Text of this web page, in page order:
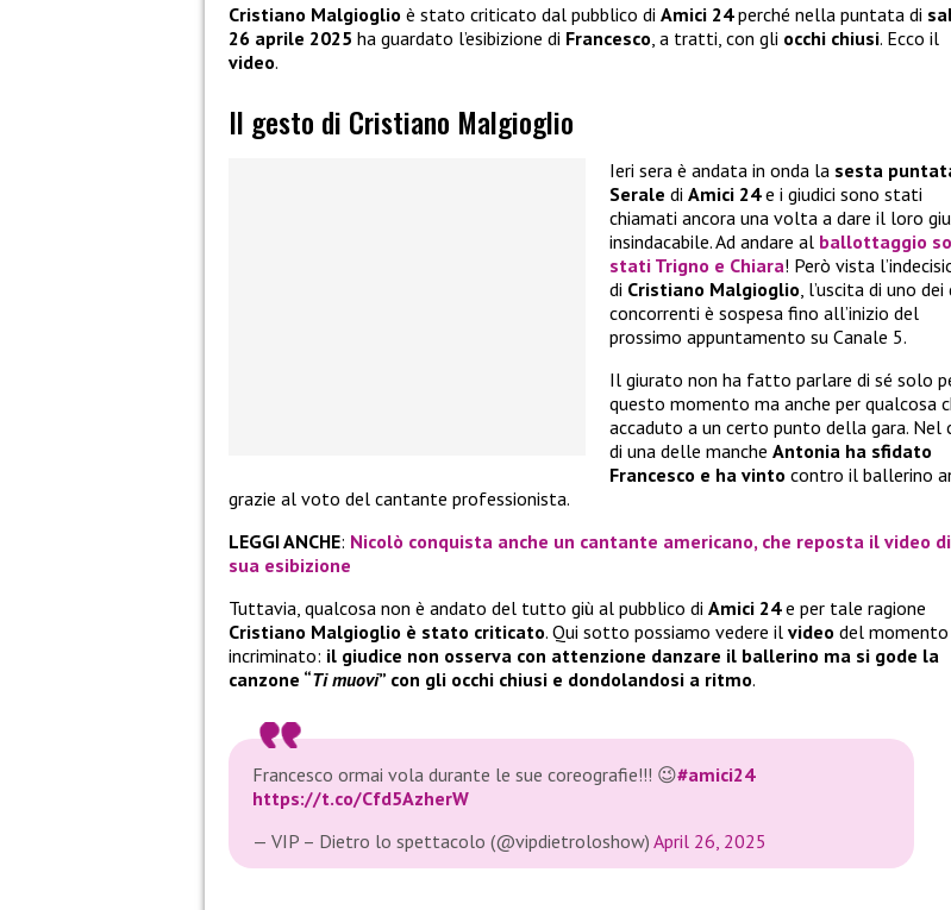
Cristiano Malgioglio è stato criticato dal pubblico di Amici 24perché nella puntata di
26 aprile 2025 ha guardato l’esibizione di Francesco , a tratti, con gli occhi chiusi. Ecco il
video.
Il gesto di Cristiano Malgioglio
Ieri sera è andata in onda la sesta
Serale di Amici 24e i giudici sono stati
chiamati ancora una volta a dare il loro
insindacabile. Ad andare al ballottaggio
stati Trigno e Chiara! Però vista
di Cristiano Malgioglio, l’uscita di uno dei
concorrenti è sospesa fino all’inizio del
prossimo appuntamento su Canale 5.
Il giurato non ha fatto parlare di sé solo
questo momento ma anche per qualcosa
accaduto a un certo punto della gara. Nel
di una delle manche Antonia ha sfidato
Francesco e ha vinto contro il ballerino
grazie al voto del cantante professionista.
LEGGI ANCHE: Nicolò conquista anche un cantante americano, che reposta il video
sua esibizione
Tuttavia, qualcosa non è andato del tutto giù al pubblico di Amici 24e per tale ragione
Cristiano Malgioglio è stato criticato. Qui sotto possiamo vedere il video del momento
incriminato: il giudice non osserva con attenzione danzare il ballerino ma si gode la
canzone “Ti muovi” con gli occhi chiusi e dondolandosi a ritmo.
Francesco ormai vola durante le sue coreografie!!! 😉#amici24
https://t.co/Cfd5AzherW
— VIP – Dietro lo spettacolo (@vipdietroloshow) April 26, 2025